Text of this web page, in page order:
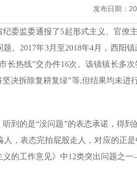
发布日期：
委监委通报了5起形式主义、官僚
题。2017年3月至2018年4月，西阳
长热线”交办件16次。该镇镇长多
坚决拆除复耕复绿”等,但结果均未
的是“没问题”的表态承诺，得到
人，表态完拍屁股走人，对应的正
义的工作意见》中12类突出问题之